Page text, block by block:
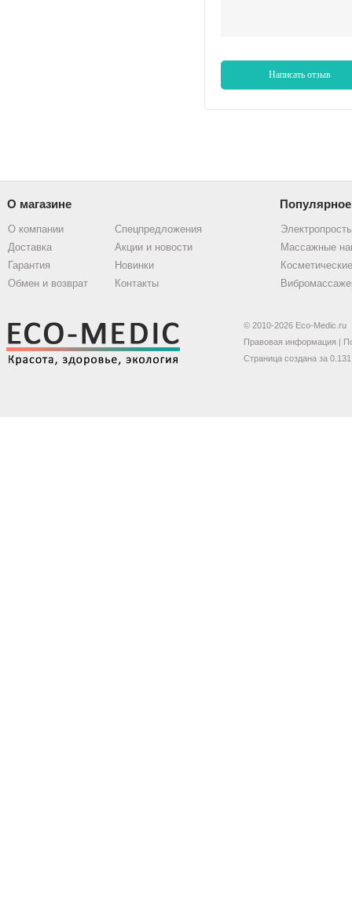
Написать отзыв
О магазине Популярное
О компании
Доставка
Гарантия
Обмен и возврат
Спецпредложения
Акции и новости
Новинки
Контакты
Массажные
© 2010-2026 Eco-Medic.ru
Правовая информация |
Страница создана за